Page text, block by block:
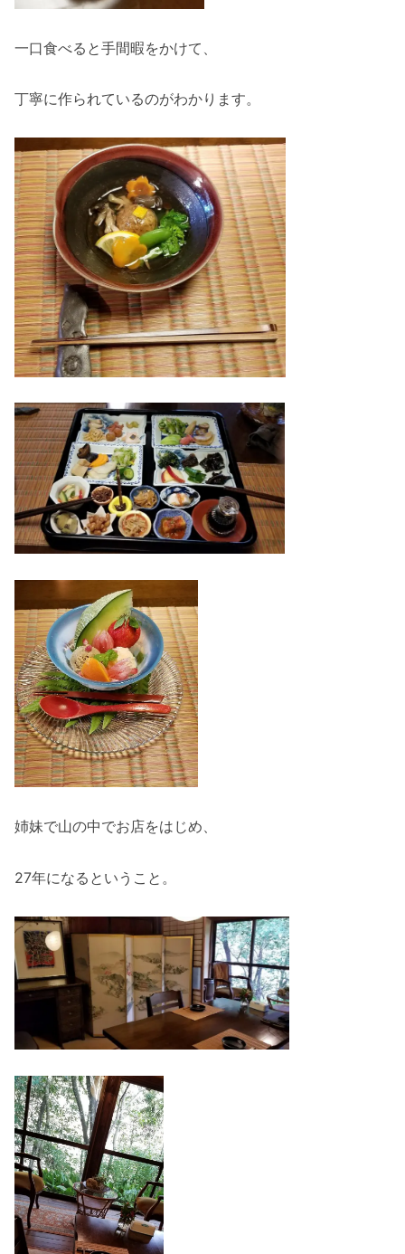
一口食べると手間暇をかけて、
丁寧に作られているのがわかります。
姉妹で山の中でお店をはじめ、
27年になるということ。